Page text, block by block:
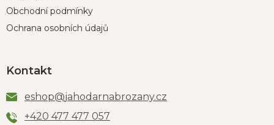
Obchodní podmínky
Ochrana osobních údajů
Kontakt
eshop@jahodarnabrozany.cz
+420 477 477 057